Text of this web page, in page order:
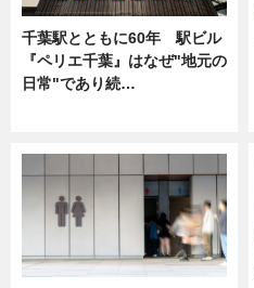
千葉駅とともに60年 駅ビル
『ペリエ千葉』はなぜ"地元の
日常"であり続…